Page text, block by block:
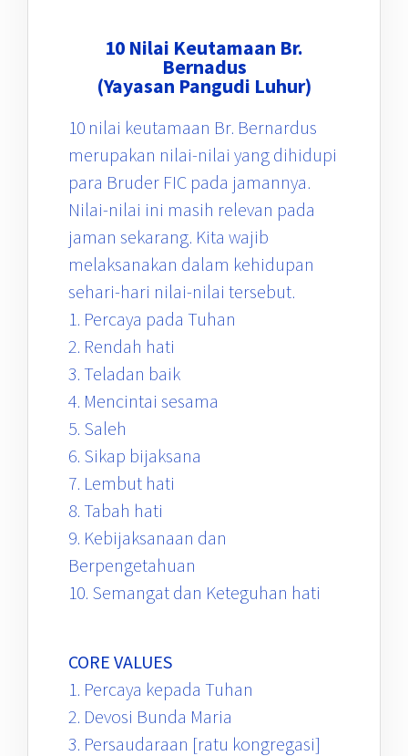
10 Nilai Keutamaan Br.
Bernadus
(Yayasan Pangudi Luhur)
10 nilai keutamaan Br. Bernardus
merupakan nilai-nilai yang dihidupi
para Bruder FIC pada jamannya.
Nilai-nilai ini masih relevan pada
jaman sekarang. Kita wajib
melaksanakan dalam kehidupan
sehari-hari nilai-nilai tersebut.
1. Percaya pada Tuhan
2. Rendah hati
3. Teladan baik
4. Mencintai sesama
5. Saleh
6. Sikap bijaksana
7. Lembut hati
8. Tabah hati
9. Kebijaksanaan dan
Berpengetahuan
10. Semangat dan Keteguhan hati
CORE VALUES
1. Percaya kepada Tuhan
2. Devosi Bunda Maria
3. Persaudaraan [ratu kongregasi]